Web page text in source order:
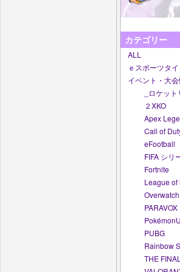
カテゴリー
ALL
ｅスポーツタ
イベント・大
_ロケッ
２XKO
Apex
Call of
eFootball
FIFA シリ
Fortnite
League
Overwatch
PARAVOX
PUBG
Rainbow
THE